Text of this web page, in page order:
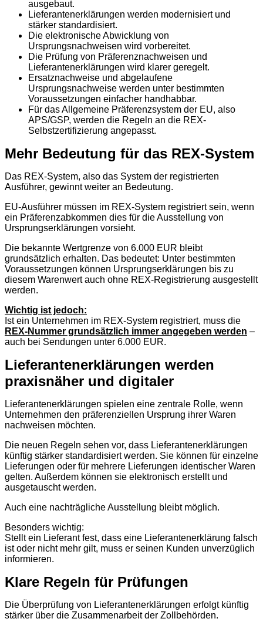
ausgebaut.
Lieferantenerklärungen werden modernisiert und
stärker standardisiert.
Die elektronische Abwicklung von
Ursprungsnachweisen wird vorbereitet.
Die Prüfung von Präferenznachweisen und
Lieferantenerklärungen wird klarer geregelt.
Ersatznachweise und abgelaufene
Ursprungsnachweise werden unter bestimmten
Voraussetzungen einfacher handhabbar.
Für das Allgemeine Präferenzsystem der EU, also
APS/GSP, werden die Regeln an die REX-
Selbstzertifizierung angepasst.
Mehr Bedeutung für das REX-System
Das REX-System, also das System der registrierten
Ausführer, gewinnt weiter an Bedeutung.
EU-Ausführer müssen im REX-System registriert sein, wenn
ein Präferenzabkommen dies für die Ausstellung von
Ursprungserklärungen vorsieht.
Die bekannte Wertgrenze von 6.000 EUR bleibt
grundsätzlich erhalten. Das bedeutet: Unter bestimmten
Voraussetzungen können Ursprungserklärungen bis zu
diesem Warenwert auch ohne REX-Registrierung ausgestellt
werden.
Wichtig ist jedoch:
Ist ein Unternehmen im REX-System registriert, muss die
REX-Nummer grundsätzlich immer angegeben werden –
auch bei Sendungen unter 6.000 EUR.
Lieferantenerklärungen werden
praxisnäher und digitaler
Lieferantenerklärungen spielen eine zentrale Rolle, wenn
Unternehmen den präferenziellen Ursprung ihrer Waren
nachweisen möchten.
Die neuen Regeln sehen vor, dass Lieferantenerklärungen
künftig stärker standardisiert werden. Sie können für einzelne
Lieferungen oder für mehrere Lieferungen identischer Waren
gelten. Außerdem können sie elektronisch erstellt und
ausgetauscht werden.
Auch eine nachträgliche Ausstellung bleibt möglich.
Besonders wichtig:
Stellt ein Lieferant fest, dass eine Lieferantenerklärung falsch
ist oder nicht mehr gilt, muss er seinen Kunden unverzüglich
informieren.
Klare Regeln für Prüfungen
Die Überprüfung von Lieferantenerklärungen erfolgt künftig
stärker über die Zusammenarbeit der Zollbehörden.